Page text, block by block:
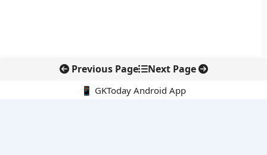
Previous Page Next Page
📱 GKToday Android App